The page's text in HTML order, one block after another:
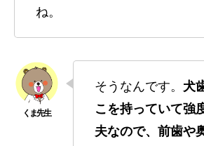
ね。
そうなんです。 犬
こを持っていて強
夫なので、前歯や